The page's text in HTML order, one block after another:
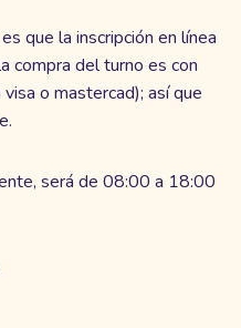
que la inscripción en línea
compra del turno es con
o mastercad); así que
será de 08:00 a 18:00